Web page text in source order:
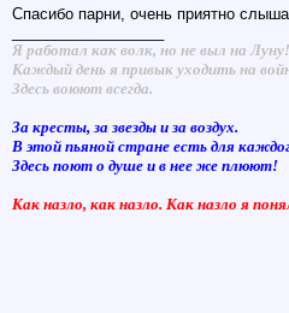
Спасибо парни, очень приятно
Я работал как волк, но не выл на Луну!
Каждый день я привык уходить на
Здесь воюют всегда.
За кресты, за звезды и за воздух.
В этой пьяной стране есть для
Здесь поют о душе и в нее же плюют!
Как назло, как назло. Как назло я